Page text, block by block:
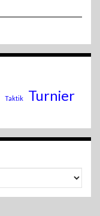
Taktik Turnier